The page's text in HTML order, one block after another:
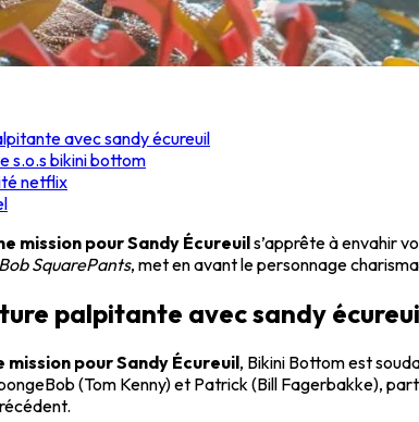
avec sandy écureuil
s.o.s bikini bottom
netflix
mission pour Sandy Écureuils’apprête à envahir
SquarePants, met en avant le personnage
palpitante avec sandy
mission pour Sandy Écureuil, Bikini Bottom est
(Tom Kenny) et Patrick (Bill Fagerbakke),